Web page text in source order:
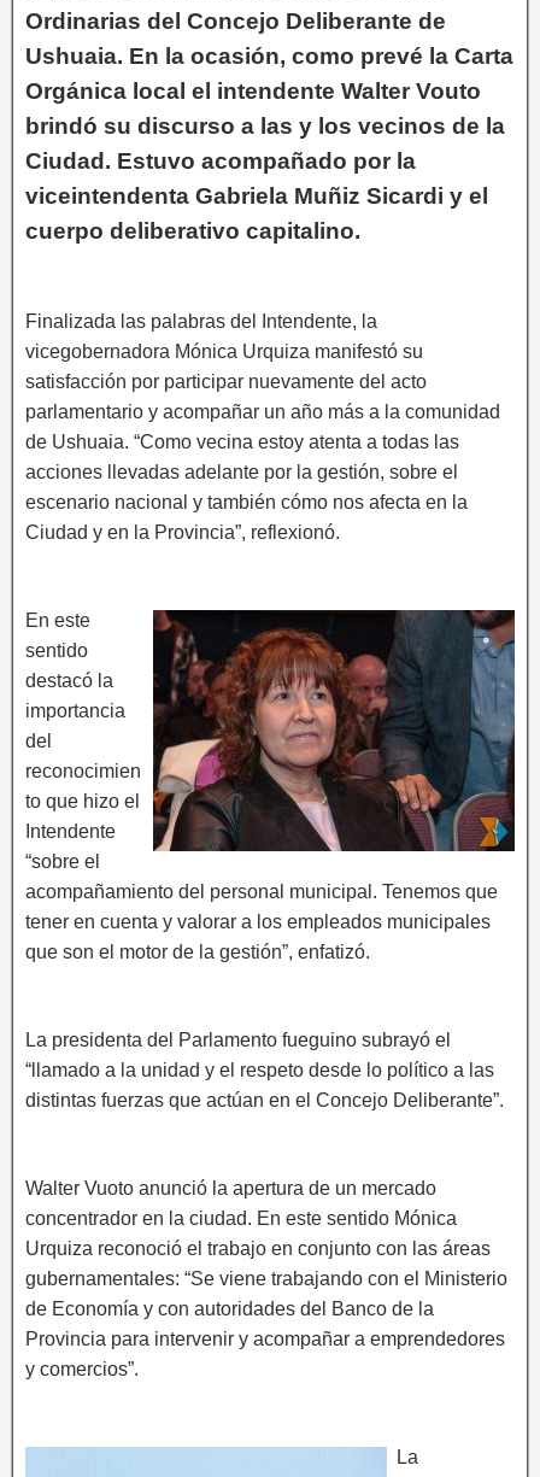
Ordinarias del Concejo Deliberante de
Ushuaia. En la ocasión, como prevé la Carta
Orgánica local el intendente Walter Vouto
brindó su discurso a las y los vecinos de la
Ciudad. Estuvo acompañado por la
viceintendenta Gabriela Muñiz Sicardi y el
cuerpo deliberativo capitalino.
Finalizada las palabras del Intendente, la
vicegobernadora Mónica Urquiza manifestó su
satisfacción por participar nuevamente del acto
parlamentario y acompañar un año más a la comunidad
de Ushuaia. “Como vecina estoy atenta a todas las
acciones llevadas adelante por la gestión, sobre el
escenario nacional y también cómo nos afecta en la
Ciudad y en la Provincia”, reflexionó.
En este
sentido
destacó la
importancia
del
reconocimien
to que hizo el
Intendente
“sobre el
acompañamiento del personal municipal. Tenemos que
tener en cuenta y valorar a los empleados municipales
que son el motor de la gestión”, enfatizó.
La presidenta del Parlamento fueguino subrayó el
“llamado a la unidad y el respeto desde lo político a las
distintas fuerzas que actúan en el Concejo Deliberante”.
Walter Vuoto anunció la apertura de un mercado
concentrador en la ciudad. En este sentido Mónica
Urquiza reconoció el trabajo en conjunto con las áreas
gubernamentales: “Se viene trabajando con el Ministerio
de Economía y con autoridades del Banco de la
Provincia para intervenir y acompañar a emprendedores
y comercios”.
La